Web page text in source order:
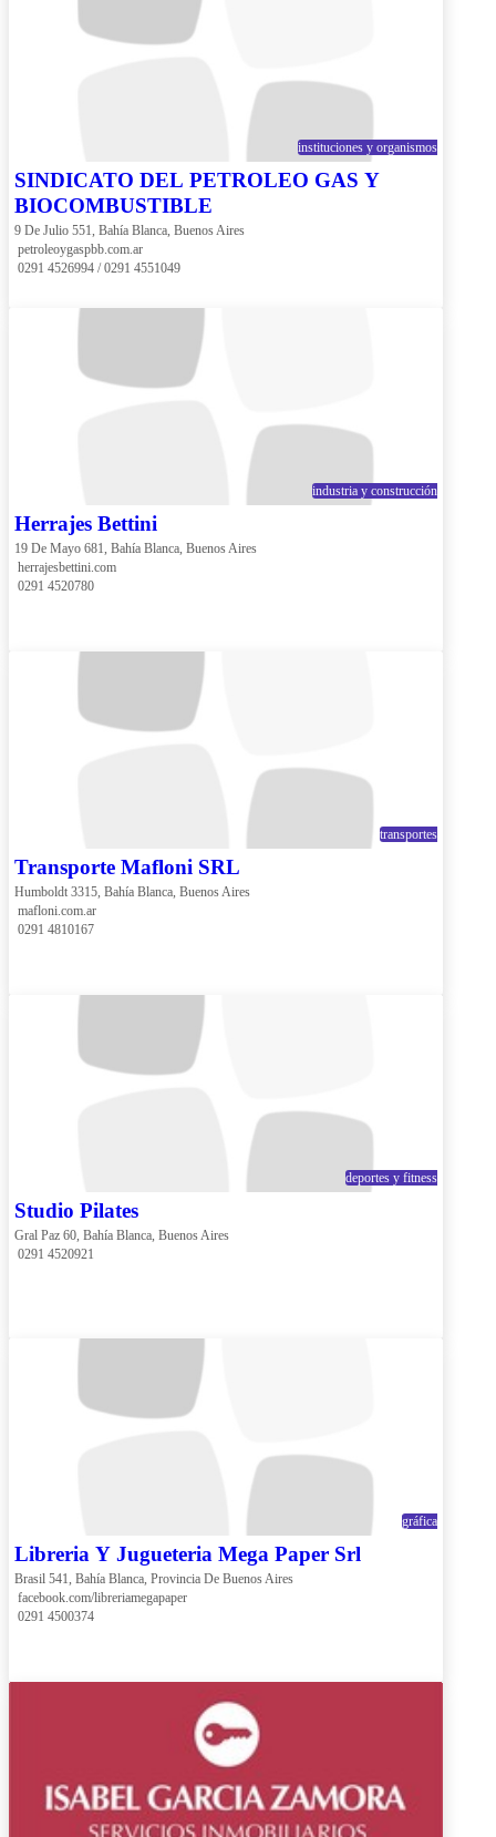
instituciones y organismos
SINDICATO DEL PETROLEO GAS Y
BIOCOMBUSTIBLE
9 De Julio 551, Bahía Blanca, Buenos Aires
petroleoygaspbb.com.ar
0291 4526994 / 0291 4551049
industria y construcción
Herrajes Bettini
19 De Mayo 681, Bahía Blanca, Buenos Aires
herrajesbettini.com
0291 4520780
transportes
Transporte Mafloni SRL
Humboldt 3315, Bahía Blanca, Buenos Aires
mafloni.com.ar
0291 4810167
deportes y fitness
Studio Pilates
Gral Paz 60, Bahía Blanca, Buenos Aires
0291 4520921
gráfica
Libreria Y Jugueteria Mega Paper Srl
Brasil 541, Bahía Blanca, Provincia De Buenos Aires
facebook.com/libreriamegapaper
0291 4500374